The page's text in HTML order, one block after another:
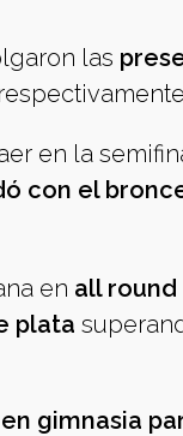
las
en la
con el
en all
plata
gimnasia